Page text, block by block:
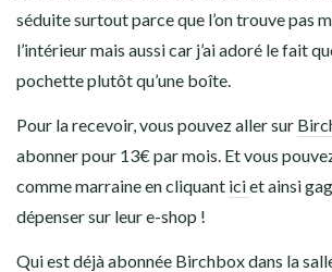
séduite surtout parce que l’on trouve pas
l’intérieur mais aussi car j’ai adoré le fait
pochette plutôt qu’une boîte.
Pour la recevoir, vous pouvez aller sur
abonner pour 13€ par mois. Et vous
comme marraine en cliquant iciet ainsi
dépenser sur leur e-shop !
Qui est déjà abonnée Birchbox dans la